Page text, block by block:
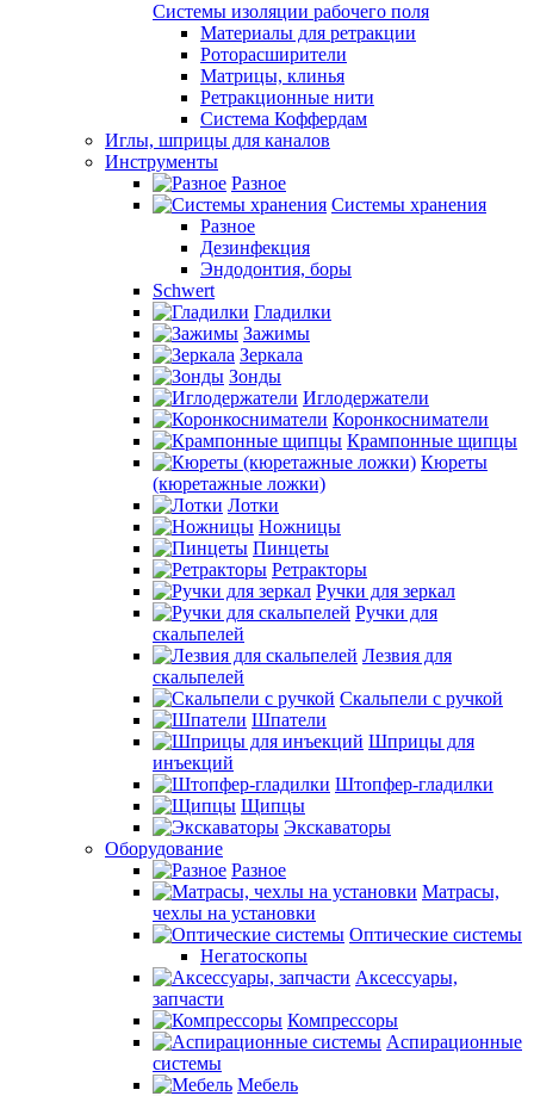
Системы изоляции рабочего поля
Материалы для ретракции
Роторасширители
Матрицы, клинья
Ретракционные нити
Система Коффердам
Иглы, шприцы для каналов
Инструменты
Разное
Системы хранения
Разное
Дезинфекция
Эндодонтия, боры
Schwert
Гладилки
Зажимы
Зеркала
Зонды
Иглодержатели
Коронкосниматели
Крампонные щипцы
Кюреты
(кюретажные ложки)
Лотки
Ножницы
Пинцеты
Ретракторы
Ручки для зеркал
Ручки для
скальпелей
Лезвия для
скальпелей
Скальпели с ручкой
Шпатели
Шприцы для
инъекций
Штопфер-гладилки
Щипцы
Экскаваторы
Оборудование
Разное
Матрасы,
чехлы на установки
Оптические системы
Негатоскопы
Аксессуары,
запчасти
Компрессоры
Аспирационные
системы
Мебель